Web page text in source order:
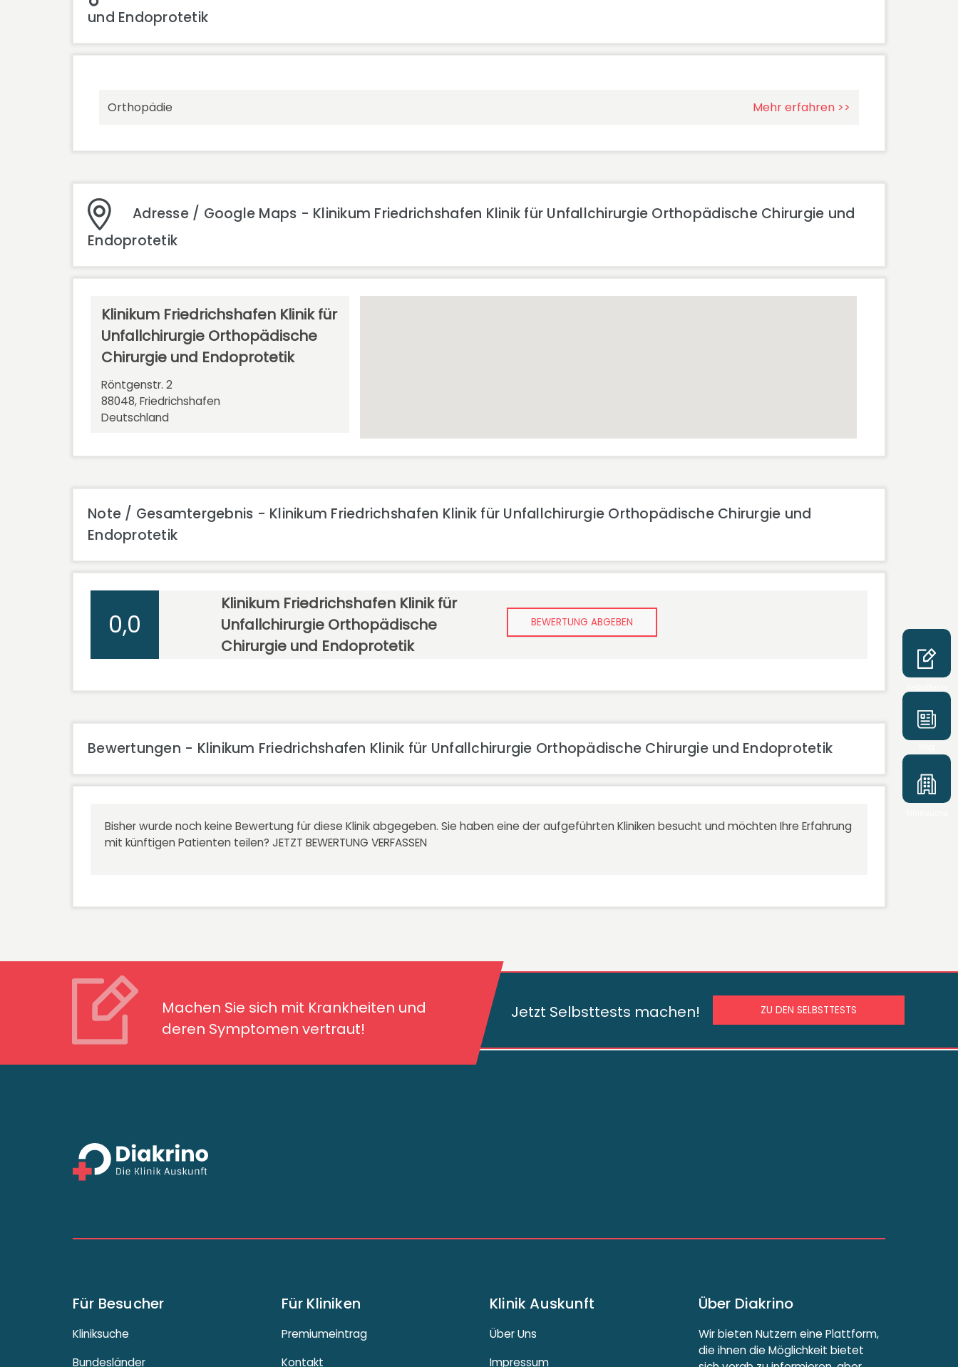
und Endoprotetik
Orthopädie Mehr erfahren >>
Adresse / Google Maps - Klinikum Friedrichshafen Klinik für Unfallchirurgie Orthopädische Chirurgie und
Endoprotetik
Klinikum Friedrichshafen Klinik für
Unfallchirurgie Orthopädische
Chirurgie und Endoprotetik
Röntgenstr. 2
88048, Friedrichshafen
Deutschland
Note / Gesamtergebnis - Klinikum Friedrichshafen Klinik für Unfallchirurgie Orthopädische Chirurgie und
Endoprotetik
0,0
Klinikum Friedrichshafen Klinik für
Unfallchirurgie Orthopädische
Chirurgie und Endoprotetik
BEWERTUNG ABGEBEN
Bewertungen - Klinikum Friedrichshafen Klinik für Unfallchirurgie Orthopädische Chirurgie und Endoprotetik
Bisher wurde noch keine Bewertung für diese Klinik abgegeben. Sie haben eine der aufgeführten Kliniken besucht und möchten Ihre Erfahrung
mit künftigen Patienten teilen? JETZT BEWERTUNG VERFASSEN
Machen Sie sich mit Krankheiten und
deren Symptomen vertraut!
Machen Sie sich mit Krankheiten und deren
Symptomen vertraut!
Jetzt Selbsttests machen! ZU DEN SELBSTTESTS
Für Besucher
Kliniksuche
Bundesländer
Für Kliniken
Premiumeintrag
Kontakt
Klinik Auskunft
Über Uns
Impressum
Über Diakrino
Wir bieten Nutzern eine Plattform,
die ihnen die Möglichkeit bietet